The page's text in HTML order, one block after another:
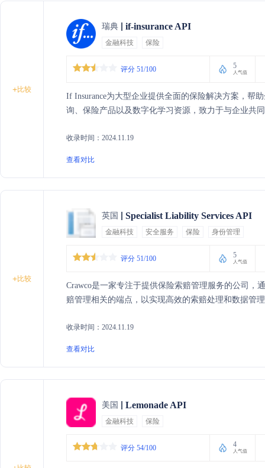
+比较
瑞典 if-insurance API
金融科技 保险
评分 51/100 5
人气值
If Insurance为大型企业提供全面的保险解决方案，帮
询、保险产品以及数字化学习资源，致力于与企业共
收录时间：2024.11.19
查看对比
+比较
英国 Specialist Liability Services API
金融科技 安全服务 保险 身份管理
评分 51/100 5
人气值
Crawco是一家专注于提供保险索赔管理服务的公司，
赔管理相关的端点，以实现高效的索赔处理和数据管
收录时间：2024.11.19
查看对比
美国 Lemonade API
金融科技 保险
评分 54/100 4
人气值